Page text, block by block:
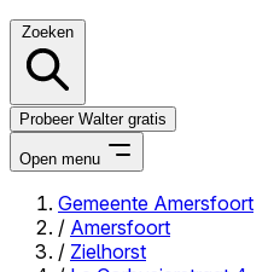
Zoeken
Probeer Walter gratis
Open menu
Close menu
Gemeente Amersfoort
/ Amersfoort
/ Zielhorst